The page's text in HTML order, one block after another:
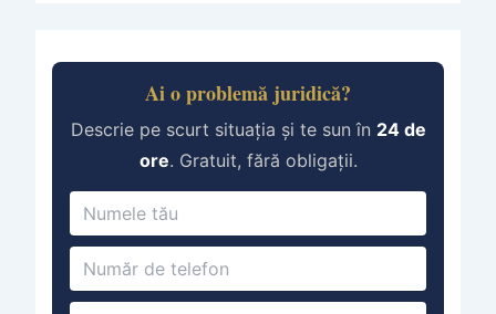
Ai o problemă juridică?
Descrie pe scurt situația și te sun în 24 de
ore. Gratuit, fără obligații.